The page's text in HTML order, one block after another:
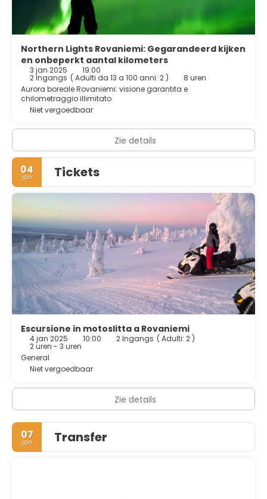
Northern Lights Rovaniemi: Gegarandeerd kijken
en onbeperkt aantal kilometers
3 jan 2025 19:00
2 Ingangs ( Adulti da 13 a 100 anni: 2 )
8 uren
Aurora boreale Rovaniemi: visione garantita e
chilometraggio illimitato
Niet vergoedbaar
Zie details
04
jan Tickets
Escursione in motoslitta a Rovaniemi
4 jan 2025 10:00 2 Ingangs ( Adulti: 2 )
2 uren - 3 uren
General
Niet vergoedbaar
Zie details
07
jan Transfer